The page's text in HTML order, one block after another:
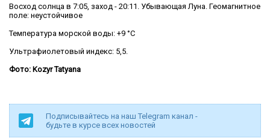
Восход солнца в 7:05, заход - 20:11. Убывающая Луна. Геомагнитное
поле: неустойчивое
Температура морской воды: +9 °C
Ультрафиолетовый индекс: 5,5.
Фото: Kozyr Tatyana
Подписывайтесь на наш Telegram канал -
будьте в курсе всех новостей